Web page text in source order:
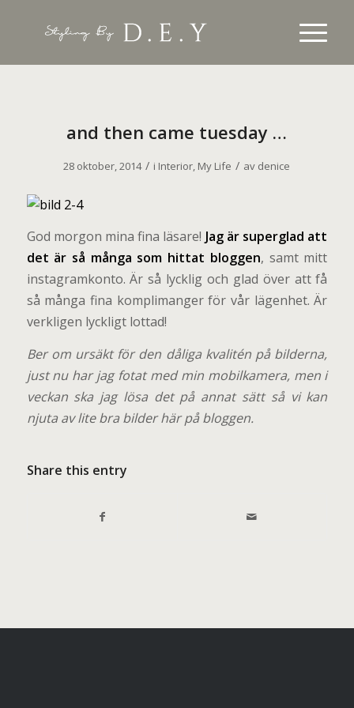
and then came tuesday …
28 oktober, 2014 / i Interior, My Life / av denice
God morgon mina fina läsare! Jag är superglad att
det är så många som hittat bloggen, samt mitt
instagramkonto. Är så lycklig och glad över att få
så många fina komplimanger för vår lägenhet. Är
verkligen lyckligt lottad!
Ber om ursäkt för den dåliga kvalitén på bilderna,
just nu har jag fotat med min mobilkamera, men i
veckan ska jag lösa det på annat sätt så vi kan
njuta av lite bra bilder här på bloggen.
Share this entry